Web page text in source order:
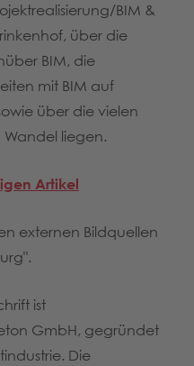
BIM &
über die
BIM, die
mit BIM auf
über die vielen
liegen.
Artikel
externen Bildquellen
ist
GmbH, gegründet
Die